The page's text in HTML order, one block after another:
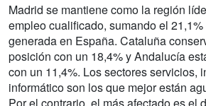
Madrid se mantiene como la región
empleo cualificado, sumando el
generada en España. Cataluña
posición con un 18,4% y Andalucía
con un 11,4%. Los sectores servicios,
informático son los que mejor están
Por el contrario, el más afectado es el